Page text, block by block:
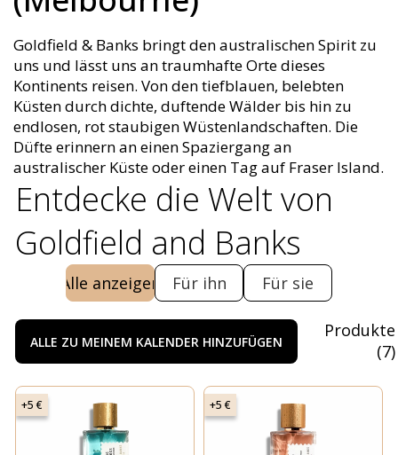
Goldfield & Banks bringt den australischen Spirit zu
uns und lässt uns an traumhafte Orte dieses
Kontinents reisen. Von den tiefblauen, belebten
Küsten durch dichte, duftende Wälder bis hin zu
endlosen, rot staubigen Wüstenlandschaften. Die
Düfte erinnern an einen Spaziergang an
australischer Küste oder einen Tag auf Fraser Island.
Entdecke die Welt von
Goldfield and Banks
Alle anzeigen Für ihn Für sie
ALLE ZU MEINEM KALENDER HINZUFÜGEN
Produkte
(7)
+5 € +5 €